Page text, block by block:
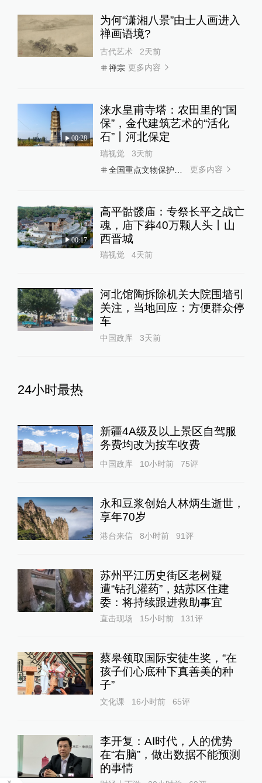
为何“潇湘八景”由士人画进入
禅画语境?
古代艺术
2天前
禅宗 更多内容
00:28
涞水皇甫寺塔：农田里的“国
保”，金代建筑艺术的“活化
石”丨河北保定
瑞视觉
3天前
全国重点文物保护单位
更多内容
00:17
高平骷髅庙：专祭长平之战亡
魂，庙下葬40万颗人头丨山
西晋城
瑞视觉 4天前
河北馆陶拆除机关大院围墙引
关注，当地回应：方便群众停
车
中国政库 3天前
24小时最热
新疆4A级及以上景区自驾服
务费均改为按车收费
中国政库 10小时前 75评
永和豆浆创始人林炳生逝世，
享年70岁
港台来信 8小时前 91评
苏州平江历史街区老树疑
遭“钻孔灌药”，姑苏区住建
委：将持续跟进救助事宜
直击现场 15小时前 131评
蔡皋领取国际安徒生奖，“在
孩子们心底种下真善美的种
子”
文化课 16小时前 65评
李开复：AI时代，人的优势
在“右脑”，做出数据不能预测
的事情